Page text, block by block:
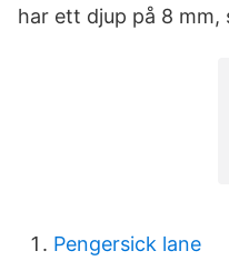
har ett djup på 8 mm,
Pengersick lane